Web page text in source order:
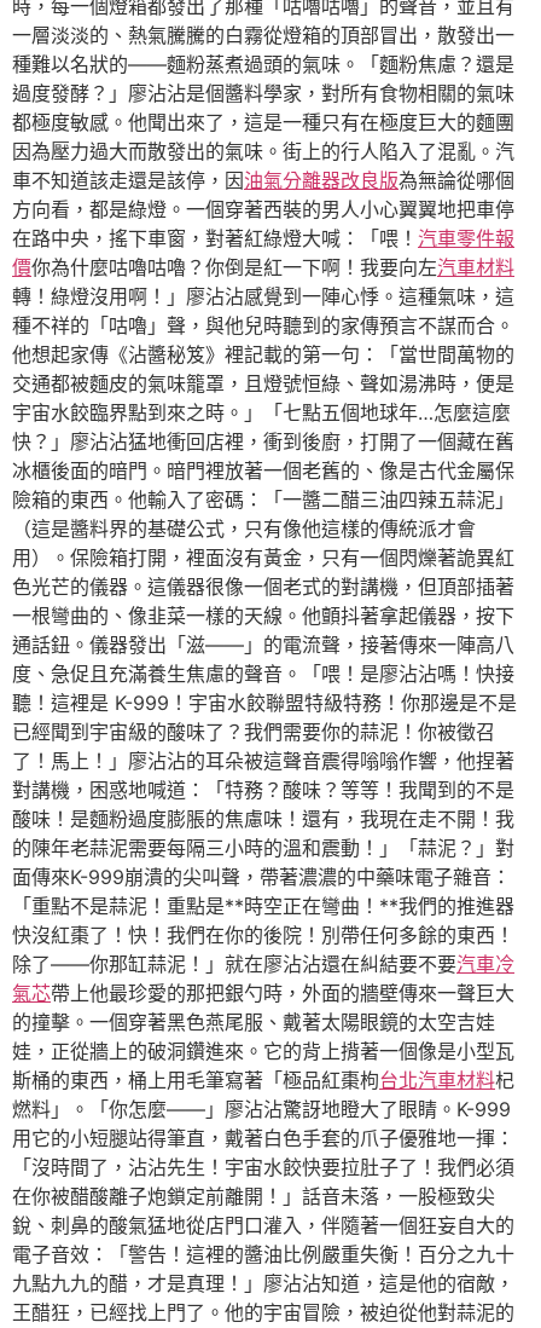
時，每一個燈箱都發出了那種「咕嚕咕嚕」的聲音，並且有
一層淡淡的、熱氣騰騰的白霧從燈箱的頂部冒出，散發出一
種難以名狀的——麵粉蒸煮過頭的氣味。「麵粉焦慮？還是
過度發酵？」廖沾沾是個醬料學家，對所有食物相關的氣味
都極度敏感。他聞出來了，這是一種只有在極度巨大的麵團
因為壓力過大而散發出的氣味。街上的行人陷入了混亂。汽
車不知道該走還是該停，因油氣分離器改良版為無論從哪個
方向看，都是綠燈。一個穿著西裝的男人小心翼翼地把車停
在路中央，搖下車窗，對著紅綠燈大喊：「喂！ 汽車零件報
價你為什麼咕嚕咕嚕？你倒是紅一下啊！我要向左汽車材料
轉！綠燈沒用啊！」廖沾沾感覺到一陣心悸。這種氣味，這
種不祥的「咕嚕」聲，與他兒時聽到的家傳預言不謀而合。
他想起家傳《沾醬秘笈》裡記載的第一句：「當世間萬物的
交通都被麵皮的氣味籠罩，且燈號恒綠、聲如湯沸時，便是
宇宙水餃臨界點到來之時。」「七點五個地球年…怎麼這麼
快？」廖沾沾猛地衝回店裡，衝到後廚，打開了一個藏在舊
冰櫃後面的暗門。暗門裡放著一個老舊的、像是古代金屬保
險箱的東西。他輸入了密碼：「一醬二醋三油四辣五蒜泥」
（這是醬料界的基礎公式，只有像他這樣的傳統派才會
用）。保險箱打開，裡面沒有黃金，只有一個閃爍著詭異紅
色光芒的儀器。這儀器很像一個老式的對講機，但頂部插著
一根彎曲的、像韭菜一樣的天線。他顫抖著拿起儀器，按下
通話鈕。儀器發出「滋——」的電流聲，接著傳來一陣高八
度、急促且充滿養生焦慮的聲音。「喂！是廖沾沾嗎！快接
聽！這裡是 K-999！宇宙水餃聯盟特級特務！你那邊是不是
已經聞到宇宙級的酸味了？我們需要你的蒜泥！你被徵召
了！馬上！」廖沾沾的耳朵被這聲音震得嗡嗡作響，他捏著
對講機，困惑地喊道：「特務？酸味？等等！我聞到的不是
酸味！是麵粉過度膨脹的焦慮味！還有，我現在走不開！我
的陳年老蒜泥需要每隔三小時的溫和震動！」「蒜泥？」對
面傳來K-999崩潰的尖叫聲，帶著濃濃的中藥味電子雜音：
「重點不是蒜泥！重點是**時空正在彎曲！**我們的推進器
快沒紅棗了！快！我們在你的後院！別帶任何多餘的東西！
除了——你那缸蒜泥！」就在廖沾沾還在糾結要不要汽車冷
氣芯帶上他最珍愛的那把銀勺時，外面的牆壁傳來一聲巨大
的撞擊。一個穿著黑色燕尾服、戴著太陽眼鏡的太空吉娃
娃，正從牆上的破洞鑽進來。它的背上揹著一個像是小型瓦
斯桶的東西，桶上用毛筆寫著「極品紅棗枸台北汽車材料杞
燃料」。「你怎麼——」廖沾沾驚訝地瞪大了眼睛。K-999
用它的小短腿站得筆直，戴著白色手套的爪子優雅地一揮：
「沒時間了，沾沾先生！宇宙水餃快要拉肚子了！我們必須
在你被醋酸離子炮鎖定前離開！」話音未落，一股極致尖
銳、刺鼻的酸氣猛地從店門口灌入，伴隨著一個狂妄自大的
電子音效：「警告！這裡的醬油比例嚴重失衡！百分之九十
九點九九的醋，才是真理！」廖沾沾知道，這是他的宿敵，
王醋狂，已經找上門了。他的宇宙冒險，被迫從他對蒜泥的